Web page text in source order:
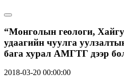
“Монголын геологи,
удаагийн чуулга
бага хурал АМГТГ дээр
2018-03-20 00:00:00